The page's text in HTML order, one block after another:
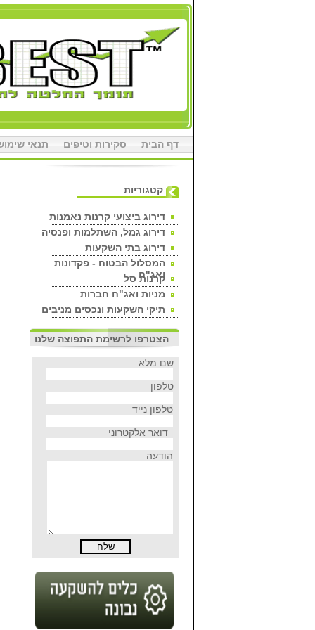
דף הבית סקירות וטיפים תנאי
קטגוריות
דירוג ביצועי קרנות נאמנות
דירוג גמל, השתלמות ופנסיה
דירוג בתי השקעות
המסלול הבטוח - פקדונות
ואג"ח
קרנות סל
מניות ואג"ח חברות
תיקי השקעות ונכסים מניבים
הצטרפו לרשימת התפוצה שלנו
שם מלא
טלפון
טלפון נייד
דואר אלקטרוני
הודעה